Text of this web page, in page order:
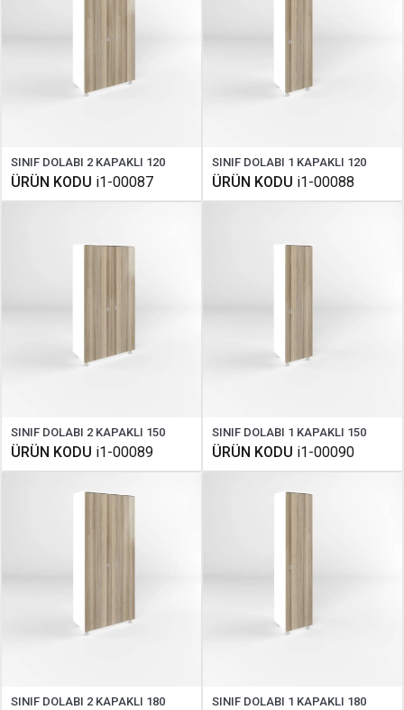
SINIF DOLABI 2 KAPAKLI 120
ÜRÜN KODU i1-00087
SINIF DOLABI 1 KAPAKLI 120
ÜRÜN KODU i1-00088
SINIF DOLABI 2 KAPAKLI 150
ÜRÜN KODU i1-00089
SINIF DOLABI 1 KAPAKLI 150
ÜRÜN KODU i1-00090
SINIF DOLABI 2 KAPAKLI 180 SINIF DOLABI 1 KAPAKLI 180